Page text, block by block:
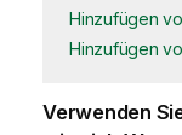
Hinzufügen
Hinzufügen
Verwenden